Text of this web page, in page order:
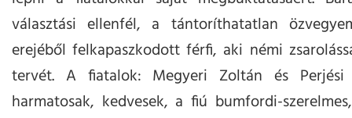
választási ellenfél, a tántoríthatatlan
erejéből felkapaszkodott férfi, aki némi
tervét. A fiatalok: Megyeri Zoltán és
harmatosak, kedvesek, a fiú bumfordi-